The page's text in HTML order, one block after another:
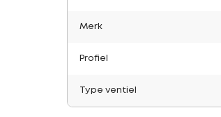
Merk
Profiel
Type ventiel